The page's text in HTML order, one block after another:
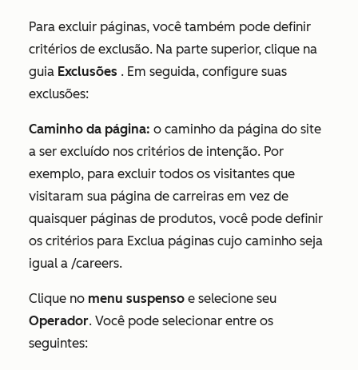
Para excluir páginas, você também pode definir
critérios de exclusão. Na parte superior, clique na
guia Exclusões . Em seguida, configure suas
exclusões:
Caminho da página: o caminho da página do site
a ser excluído nos critérios de intenção. Por
exemplo, para excluir todos os visitantes que
visitaram sua página de carreiras em vez de
quaisquer páginas de produtos, você pode definir
os critérios para Exclua páginas cujo caminho seja
igual a /careers.
Clique no menu suspenso e selecione seu
Operador. Você pode selecionar entre os
seguintes: